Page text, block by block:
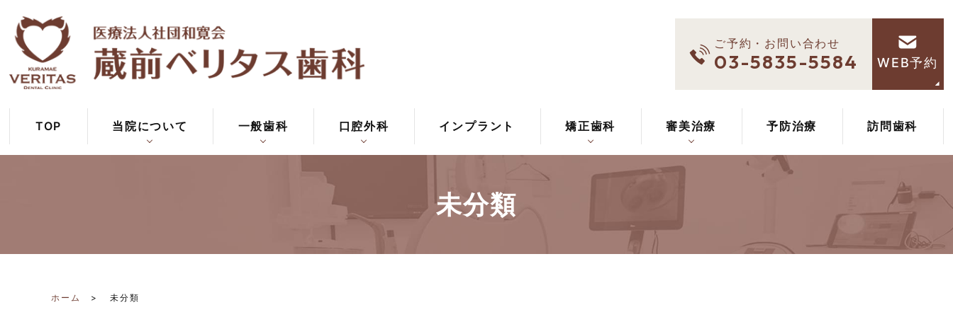
ご予約・お問い合わせ
03-5835-5584 WEB予約
TOP 当院について 一般歯科 口腔外科 インプラント 矯正歯科 審美治療 予防治療 訪問歯科
未分類
ホーム 未分類